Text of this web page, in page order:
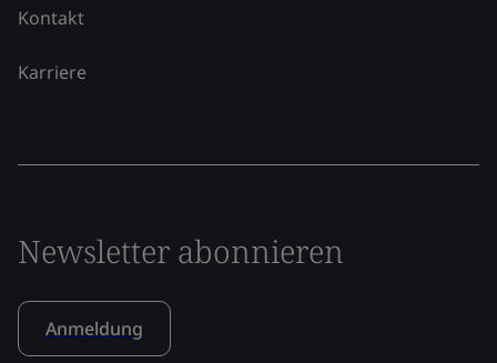
Kontakt
Karriere
Newsletter abonnieren
Anmeldung